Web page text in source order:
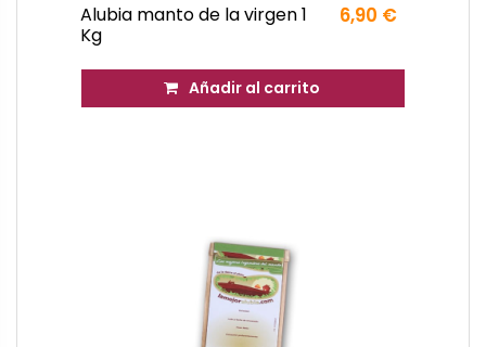
Alubia manto de la virgen 1
Kg
6,90 €
Añadir al carrito